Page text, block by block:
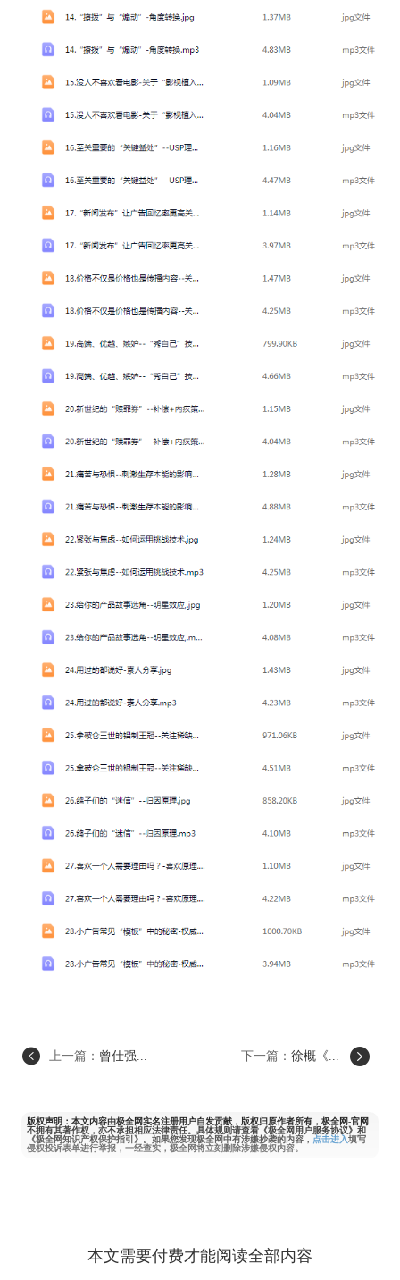
上一篇： 曾仕强... 下一篇：徐概《...
版权声明：本文内容由极全网实名注册用户自发贡献，版权归原作者所有，极全网-官网
不拥有其著作权，亦不承担相应法律责任。具体规则请查看《极全网用户服务协议》和
《极全网知识产权保护指引》。如果您发现极全网中有涉嫌抄袭的内容， 点击进入填写
侵权投诉表单进行举报，一经查实，极全网将立刻删除涉嫌侵权内容。
本文需要付费才能阅读全部内容